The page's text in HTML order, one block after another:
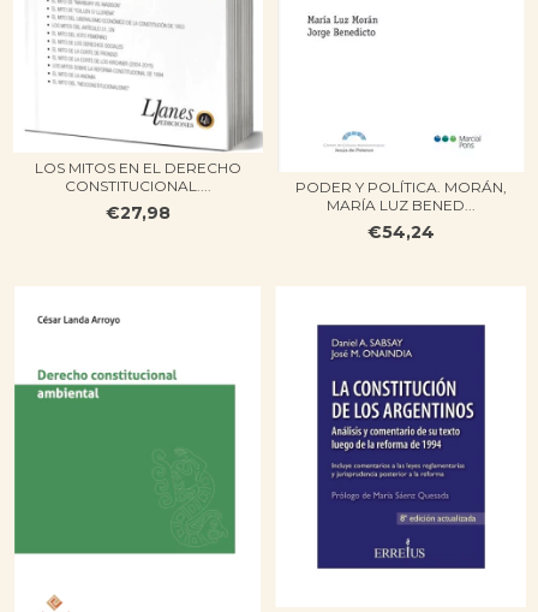
LOS MITOS EN EL DERECHO
CONSTITUCIONAL....
€27,98
PODER Y POLÍTICA. MORÁN,
MARÍA LUZ BENED...
€54,24